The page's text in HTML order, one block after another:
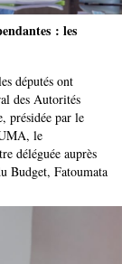
: les
députés ont
des Autorités
présidée par le
le
déléguée auprès
Budget, Fatoumata